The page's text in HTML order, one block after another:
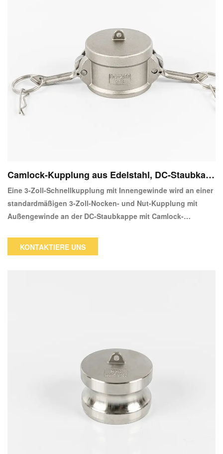
Camlock-Kupplung aus Edelstahl, DC-Staubkap
pe
Eine 3-Zoll-Schnellkupplung mit Innengewinde wird an einer
standardmäßigen 3-Zoll-Nocken- und Nut-Kupplung mit
Außengewinde an der DC-Staubkappe mit Camlock-
Edelstahl.Diese Cam-Lock-Beschläge aus Edelstahl 316 sind
korrosions- und abriebfest.Die Dichtung dieser Armatur
KONTAKTIERE UNS